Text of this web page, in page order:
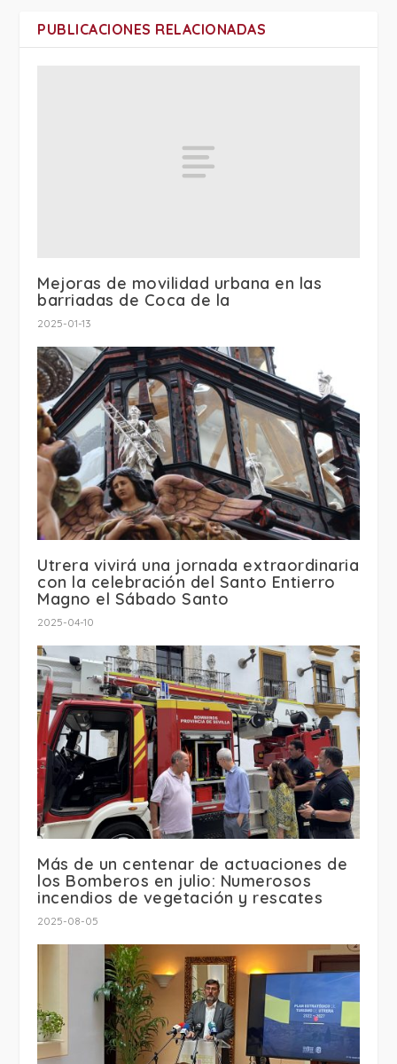
PUBLICACIONES RELACIONADAS
Mejoras de movilidad urbana en las
barriadas de Coca de la
2025-01-13
Utrera vivirá una jornada extraordinaria
con la celebración del Santo Entierro
Magno el Sábado Santo
2025-04-10
Más de un centenar de actuaciones de
los Bomberos en julio: Numerosos
incendios de vegetación y rescates
2025-08-05